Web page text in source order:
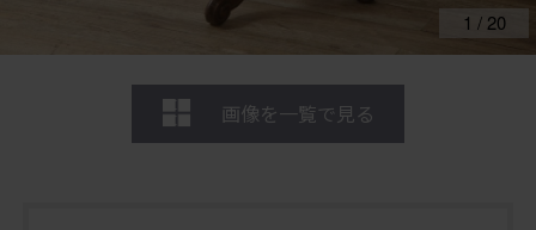
1 /20
画像を一覧で見る